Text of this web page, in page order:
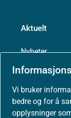
Vi bruker
bedre og for å
opplysninger
Aktuelt
Nyheter
Arrangementer
Høringer